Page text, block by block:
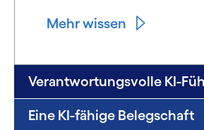
Mehr wissen
Verantwortungsvolle KI-
Eine KI-fähige Belegschaft